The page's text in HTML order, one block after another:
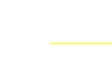
全国の小学生・中